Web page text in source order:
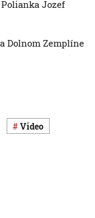
Polianka Jozef
Dolnom Zemplíne
Video